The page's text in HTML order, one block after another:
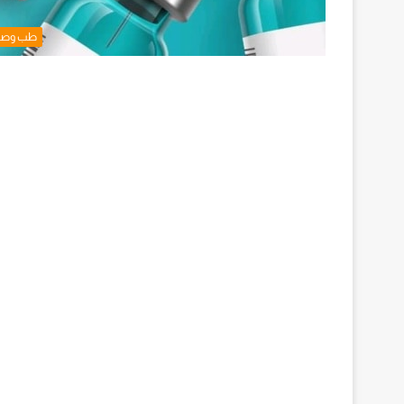
طب